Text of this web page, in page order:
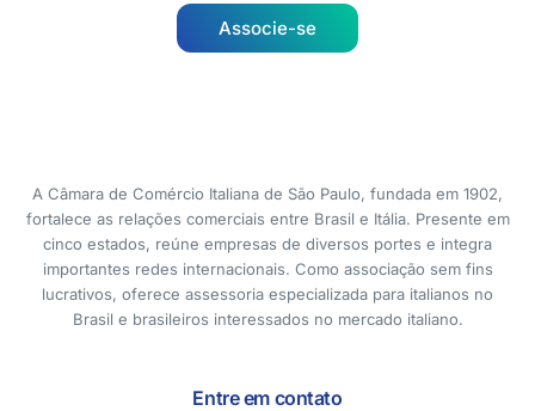
Associe-se
A Câmara de Comércio Italiana de São Paulo, fundada em 1902,
fortalece as relações comerciais entre Brasil e Itália. Presente em
cinco estados, reúne empresas de diversos portes e integra
importantes redes internacionais. Como associação sem fins
lucrativos, oferece assessoria especializada para italianos no
Brasil e brasileiros interessados no mercado italiano.
Entre em contato